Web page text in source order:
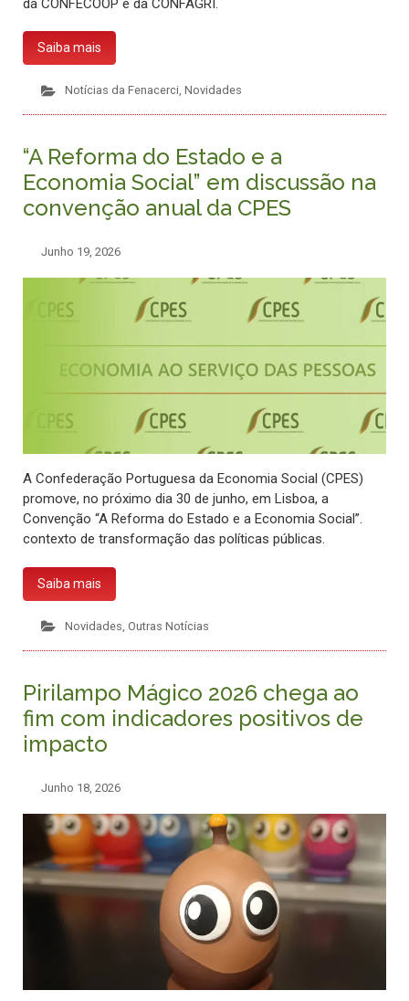
da CONFECOOP e da CONFAGRI.
Saiba mais
Notícias da Fenacerci, Novidades
“A Reforma do Estado e a
Economia Social” em discussão na
convenção anual da CPES
Junho 19, 2026
A Confederação Portuguesa da Economia Social (CPES)
promove, no próximo dia 30 de junho, em Lisboa, a
Convenção “A Reforma do Estado e a Economia Social”.
contexto de transformação das políticas públicas.
Saiba mais
Novidades Outras Notícias
Pirilampo Mágico 2026 chega ao
fim com indicadores positivos de
impacto
Junho 18, 2026